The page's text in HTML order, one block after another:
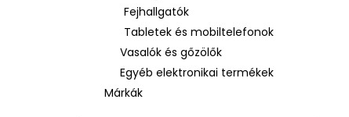
Fejhallgatók
Tabletek és mobiltelefonok
Vasalók és gőzölők
Egyéb elektronikai termékek
Márkák